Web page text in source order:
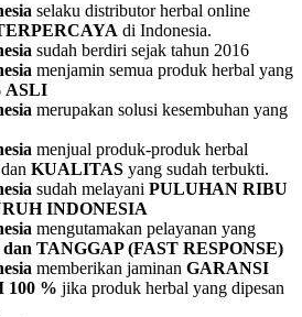
selaku distributor herbal online
di Indonesia.
sudah berdiri sejak tahun 2016
menjamin semua produk herbal yang
ASLI
merupakan solusi kesembuhan yang
menjual produk-produk herbal
dan KUALITAS yang sudah terbukti.
sudah melayani PULUHAN RIBU
INDONESIA
mengutamakan pelayanan yang
TANGGAP (FAST RESPONSE)
memberikan jaminan GARANSI
100 % jika produk herbal yang dipesan